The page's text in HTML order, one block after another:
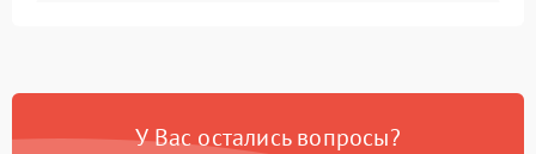
Неисправность системы
У Вас остались вопросы?